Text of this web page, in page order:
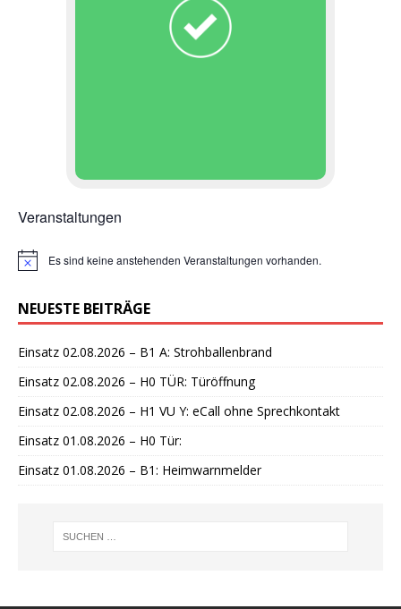
Veranstaltungen
H
w
e
s
Es sind keine anstehenden Veranstaltungen vorhanden.
NEUESTE BEITRÄGE
Einsatz 02.08.2026 – B1 A: Strohballenbrand
Einsatz 02.08.2026 – H0 TÜR: Türöffnung
Einsatz 02.08.2026 – H1 VU Y: eCall ohne Sprechkontakt
Einsatz 01.08.2026 – H0 Tür:
Einsatz 01.08.2026 – B1: Heimwarnmelder